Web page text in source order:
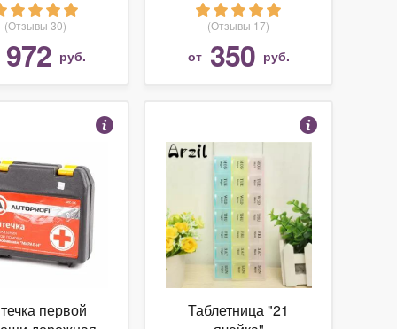
(Отзывы 30)
972 руб.
(Отзывы 17)
от 350 руб.
первой
Таблетница "21